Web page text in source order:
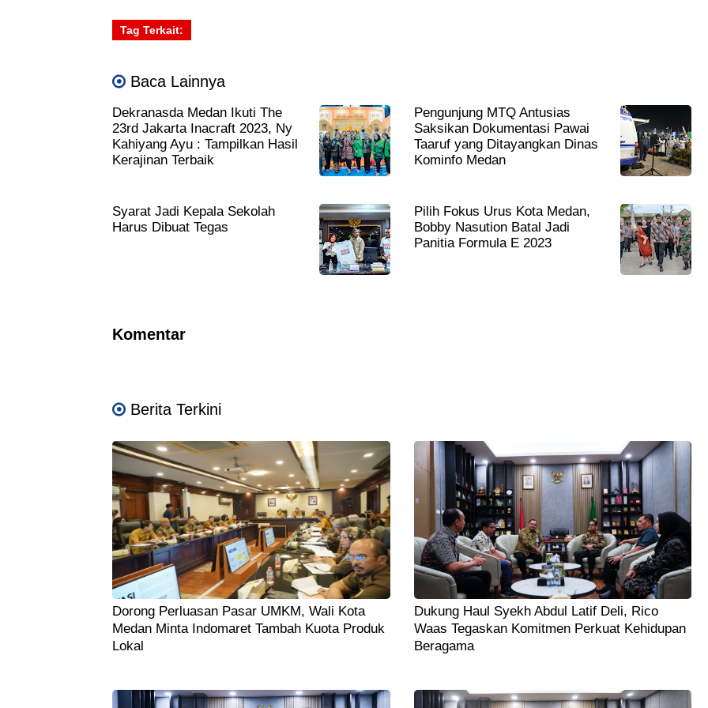
Tag Terkait:
Baca Lainnya
Dekranasda Medan Ikuti The
23rd Jakarta Inacraft 2023, Ny
Kahiyang Ayu : Tampilkan Hasil
Kerajinan Terbaik
Pengunjung MTQ Antusias
Saksikan Dokumentasi Pawai
Taaruf yang Ditayangkan Dinas
Kominfo Medan
Syarat Jadi Kepala Sekolah
Harus Dibuat Tegas
Pilih Fokus Urus Kota Medan,
Bobby Nasution Batal Jadi
Panitia Formula E 2023
Komentar
Berita Terkini
Dorong Perluasan Pasar UMKM, Wali Kota
Medan Minta Indomaret Tambah Kuota Produk
Lokal
Dukung Haul Syekh Abdul Latif Deli, Rico
Waas Tegaskan Komitmen Perkuat Kehidupan
Beragama